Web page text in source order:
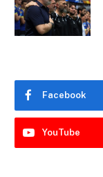
Facebook
YouTube